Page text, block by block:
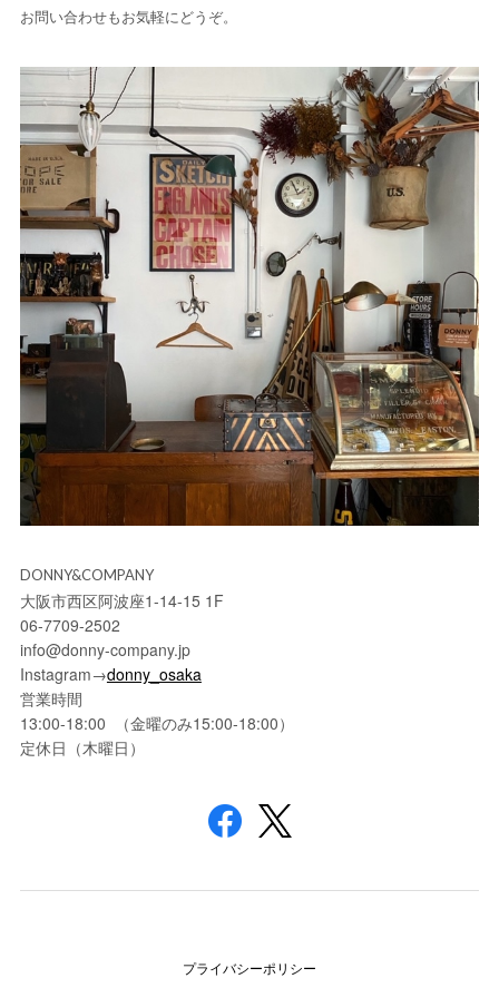
お問い合わせもお気軽にどうぞ。
DONNY&COMPANY
大阪市西区阿波座1-14-15 1F
06-7709-2502
info@donny-company.jp
Instagram→donny_osaka
営業時間
13:00-18:00 （金曜のみ15:00-18:00）
定休日（木曜日）
プライバシーポリシー